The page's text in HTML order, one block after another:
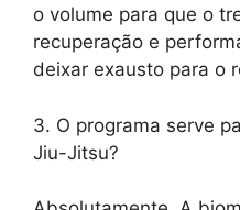
o volume para que o
recuperação e
deixar exausto para o
3. O programa serve
Jiu-Jitsu?